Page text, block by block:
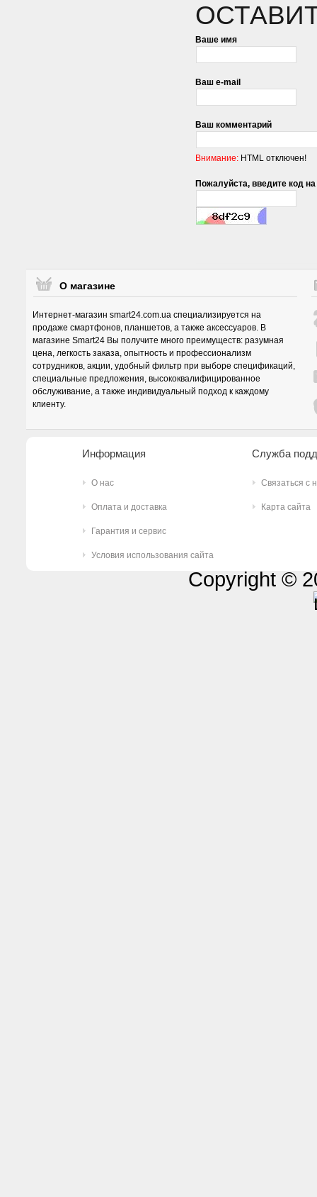
Ваше имя
Ваш e-mail
Ваш комментарий
Внимание: HTML отключен!
Пожалуйста, введите код
О магазине
Интернет-магазин smart24.com.ua специализируется на
продаже смартфонов, планшетов, а также аксессуаров. В
магазине Smart24 Вы получите много преимуществ: разумная
цена, легкость заказа, опытность и профессионализм
сотрудников, акции, удобный фильтр при выборе спецификаций,
специальные предложения, высококвалифицированное
обслуживание, а также индивидуальный подход к каждому
клиенту.
Информация
О нас
Оплата и доставка
Гарантия и сервис
Условия использования сайта
Служба
Связаться с
Карта сайта
Copyright ©